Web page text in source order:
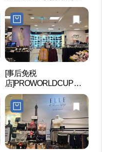
山店(클라비스 뉴코아아
울렛 울산점)
[事后免税
店]PROWORLDCUP
NEWCORE奥特莱斯蔚
山店(프로월드컵 뉴코아
아울렛 울산점)